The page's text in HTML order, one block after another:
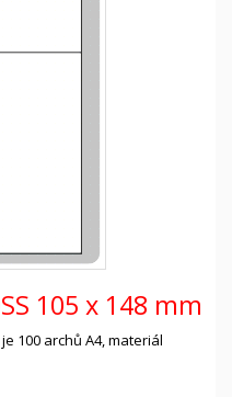
105 x 148 mm
100 archů A4, materiál